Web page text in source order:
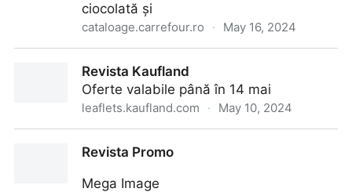
ciocolată și
cataloage.carrefour.ro · May 16, 2024
Revista Kaufland
Oferte valabile până în 14 mai
leaflets.kaufland.com · May 10, 2024
Revista Promo
Mega Image